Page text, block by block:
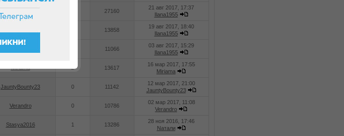
Larisa20132013 27160
21 авг 2017, 17:37
Ilana1955
13858
19 авг 2017, 18:40
Ilana1955
11066
03 авг 2017, 15:29
Ilana1955
Miriama 2 13617
16 мар 2017, 17:55
Miriama
JauntyBounty23 0 11142
12 мар 2017, 21:00
JauntyBounty23
Verandro 0 10786
02 мар 2017, 11:08
Verandro
Stasya2016 1 13286
28 ноя 2016, 17:46
Nатали